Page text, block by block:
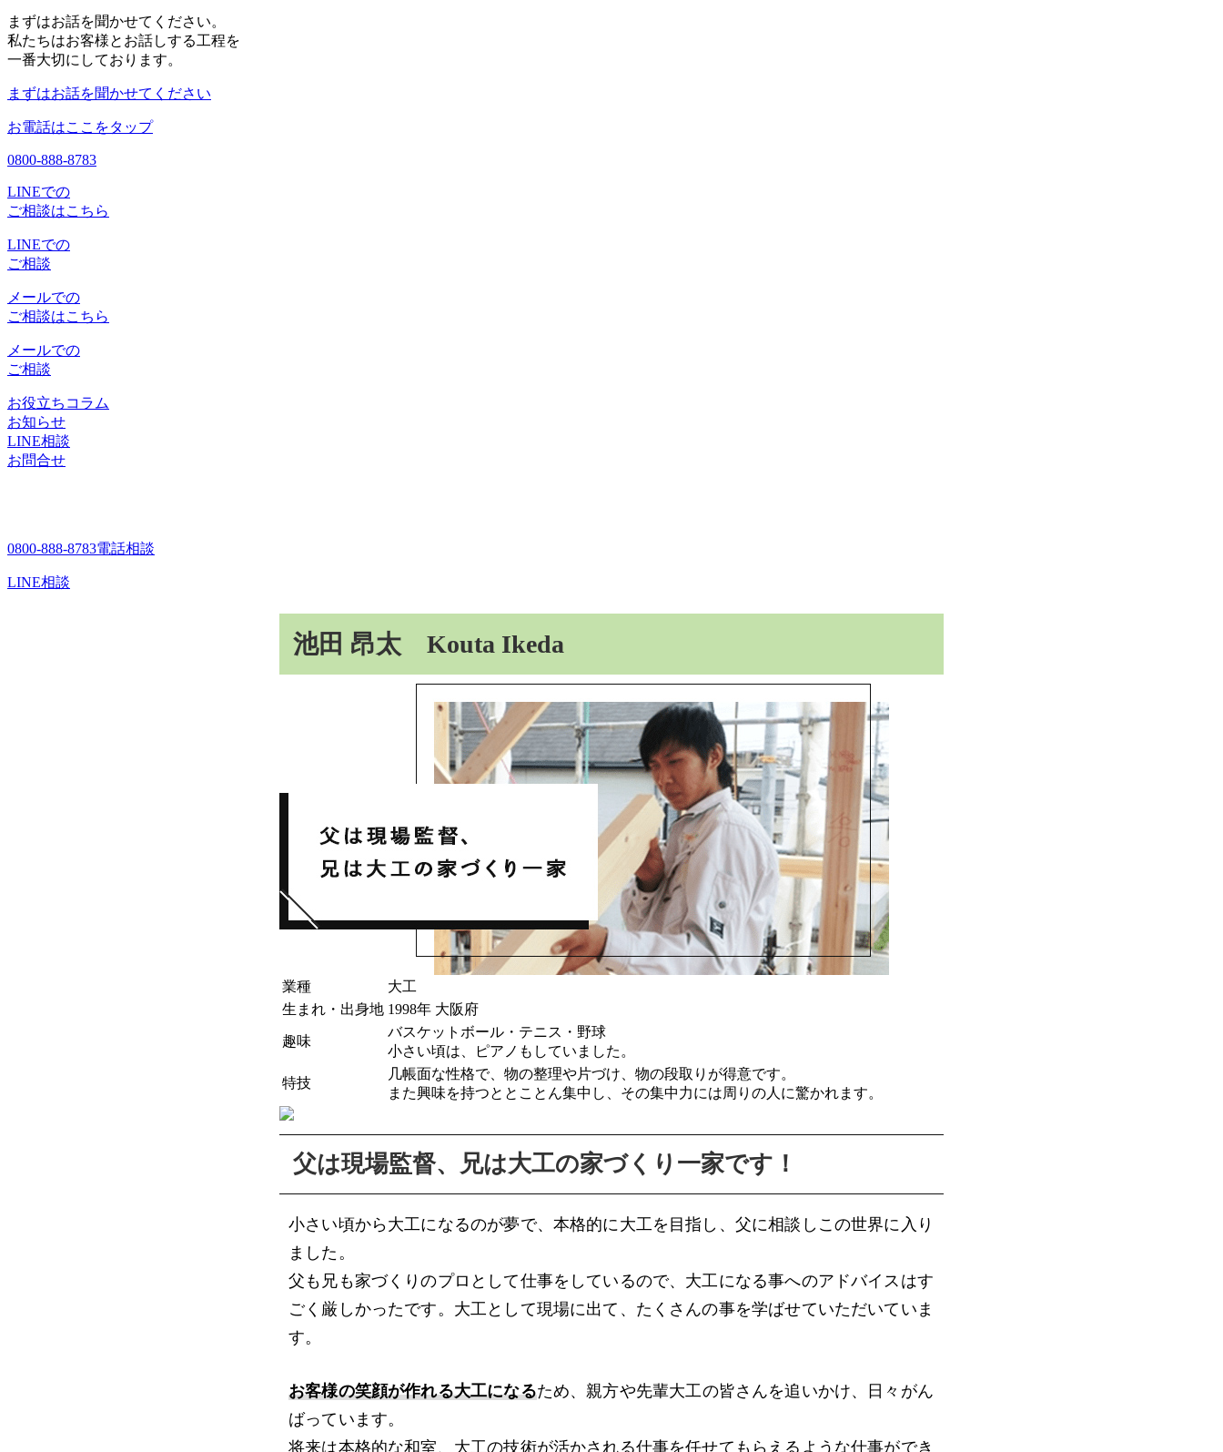
まずはお話を聞かせてください。
私たちはお客様とお話しする工程を
一番大切にしております。
まずはお話を聞かせてください
お電話はここをタップ
0800-888-8783
LINEでの
ご相談はこちら
LINEでの
ご相談
メールでの
ご相談はこちら
メールでの
ご相談
お役立ちコラム
お知らせ
LINE相談
お問合せ
0800-888-8783電話相談
LINE相談
池田 昂太 Kouta Ikeda
業種
大工
生まれ・出身地 1998年 大阪府
趣味
バスケットボール・テニス・野球
小さい頃は、ピアノもしていました。
特技
几帳面な性格で、物の整理や片づけ、物の段取りが得意です。
また興味を持つととことん集中し、その集中力には周りの人に驚かれます。
父は現場監督、兄は大工の家づくり一家です！
小さい頃から大工になるのが夢で、本格的に大工を目指し、父に相談しこの世界に入り
ました。
父も兄も家づくりのプロとして仕事をしているので、大工になる事へのアドバイスはす
ごく厳しかったです。大工として現場に出て、たくさんの事を学ばせていただいていま
す。
お客様の笑顔が作れる大工になるため、親方や先輩大工の皆さんを追いかけ、日々がん
ばっています。
将来は本格的な和室、大工の技術が活かされる仕事を任せてもらえるような仕事ができ